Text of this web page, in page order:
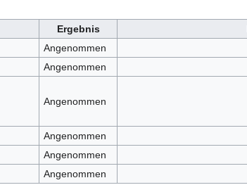
Ergebnis
Angenommen
Angenommen
Angenommen
Angenommen
Angenommen
Angenommen